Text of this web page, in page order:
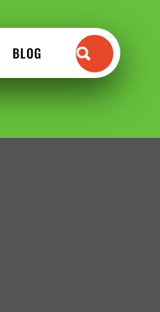
BLOG